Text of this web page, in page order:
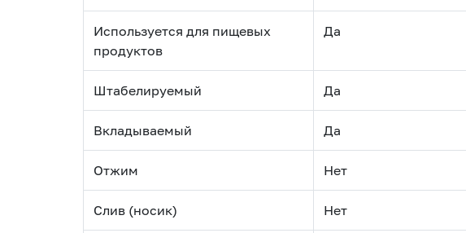
Используется для пищевых
продуктов
Да
Штабелируемый Да
Вкладываемый Да
Отжим Нет
Слив (носик) Нет